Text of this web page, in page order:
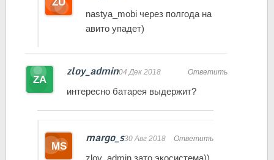
nastya_mobi через полгода на
авито упадет)
zloy_admin04 Дек 2018 Ответить
интересно батарея выдержит?
margo_s30 Авг 2018 Ответить
zloy_admin зато экосистема))